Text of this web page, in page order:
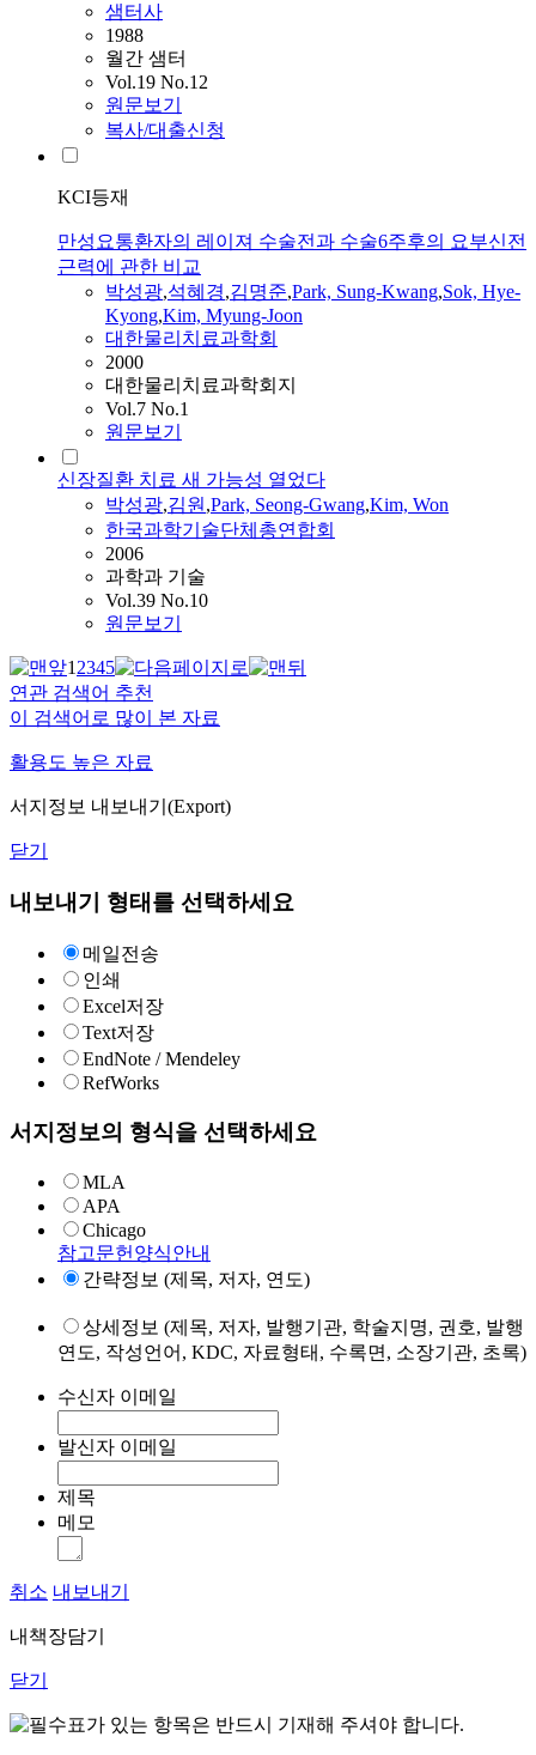
샘터사
1988
월간 샘터
Vol.19 No.12
원문보기
복사/대출신청
KCI등재
만성요통환자의 레이져 수술전과 수술6주후의 요부신전
근력에 관한 비교
박성광,석혜경,김명준,Park, Sung-Kwang,Sok, Hye-
Kyong,Kim, Myung-Joon
대한물리치료과학회
2000
대한물리치료과학회지
Vol.7 No.1
원문보기
신장질환 치료 새 가능성 열었다
박성광,김원,Park, Seong-Gwang,Kim, Won
한국과학기술단체총연합회
2006
과학과 기술
Vol.39 No.10
원문보기
12345
연관 검색어 추천
이 검색어로 많이 본 자료
활용도 높은 자료
서지정보 내보내기(Export)
닫기
내보내기 형태를 선택하세요
메일전송
인쇄
Excel저장
Text저장
EndNote / Mendeley
RefWorks
서지정보의 형식을 선택하세요
MLA
APA
Chicago
참고문헌양식안내
간략정보 (제목, 저자, 연도)
상세정보 (제목, 저자, 발행기관, 학술지명, 권호, 발행
연도, 작성언어, KDC, 자료형태, 수록면, 소장기관, 초록)
수신자 이메일
발신자 이메일
제목
메모
취소 내보내기
내책장담기
닫기
표가 있는 항목은 반드시 기재해 주셔야 합니다.